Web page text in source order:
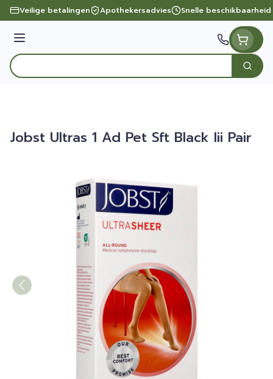
Ga naar de inhoud
Veilige betalingen Apothekersadvies Snelle beschikbaarheid
Menu
Product, merk, categorie...
Zoek
Jobst Ultras 1 Ad Pet Sft Black Iii Pair